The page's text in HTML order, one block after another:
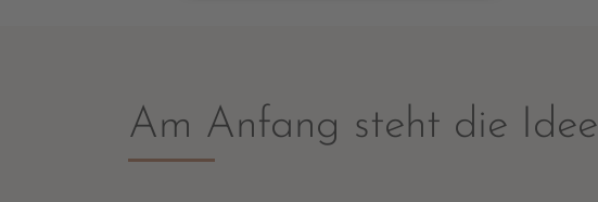
Am Anfang steht die Idee